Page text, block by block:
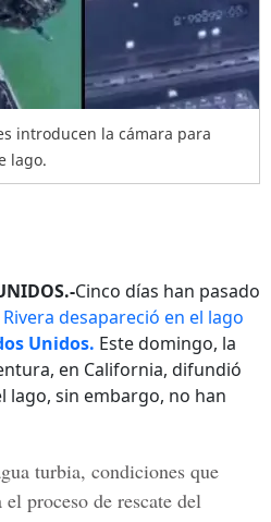
introducen la cámara para
lago.
Cinco días han pasado
desapareció en el lago
Unidos. Este domingo, la
en California, difundió
lago, sin embargo, no han
turbia, condiciones que
proceso de rescate del